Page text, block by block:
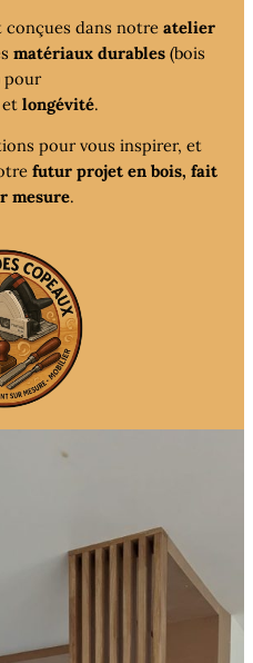
conçues dans notre atelier
matériaux durables (bois
pour
et longévité.
pour vous inspirer, et
futur projet en bois, fait
mesure.